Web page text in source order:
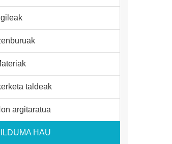
taldeak
argitaratua
HAU